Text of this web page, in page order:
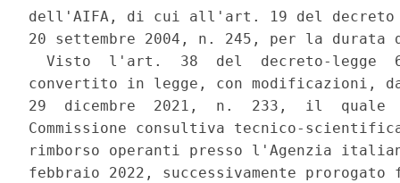
dell'AIFA, di cui all'art. 19 del
20 settembre 2004, n. 245, per la
Visto  l'art.  38  del  decreto-legge
convertito in legge, con modificazioni,
29  dicembre  2021,  n.  233,  il  quale
Commissione consultiva tecnico-
rimborso operanti presso l'Agenzia
febbraio 2022, successivamente